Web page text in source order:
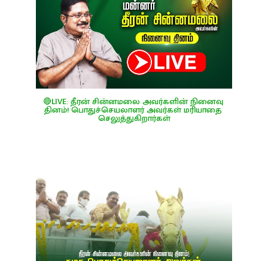
🔴LIVE: தீரன் சின்னமலை அவர்களின் நினைவு
தினம்! பொதுச்செயலாளர் அவர்கள் மரியாதை
செலுத்துகிறார்கள்